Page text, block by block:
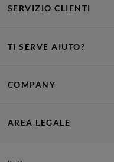
SERVIZIO CLIENTI
TI SERVE AIUTO?
COMPANY
AREA LEGALE